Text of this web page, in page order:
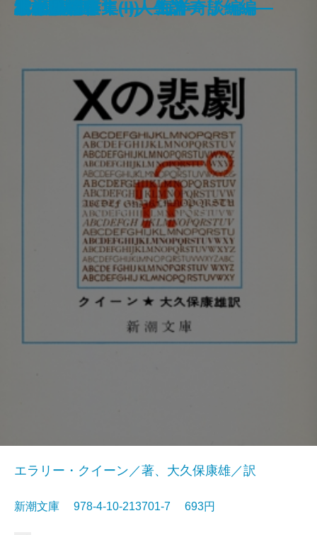
死者の奢り・飼育
続 813―ルパン傑作集(II)―
知と愛
813―ルパン傑作集(I)―
シッダールタ
ビルマの竪琴
ハックルベリイ・フィンの冒険
風林火山
あすなろ物語
白い牙
Xの悲劇
エラリー・クイーン／著、大久保康雄／訳
新潮文庫 978-4-10-213701-7 693円
ドイル傑作集(II)―海洋奇談編―
雲の墓標
赤と黒〔下〕
サキ短編集
幸福について―人生論―
流れる
緋文字
二十四の瞳
ドイル傑作集(I)―ミステリー編―